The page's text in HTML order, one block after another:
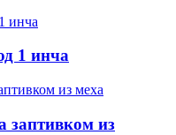
1 инча
заптивком из